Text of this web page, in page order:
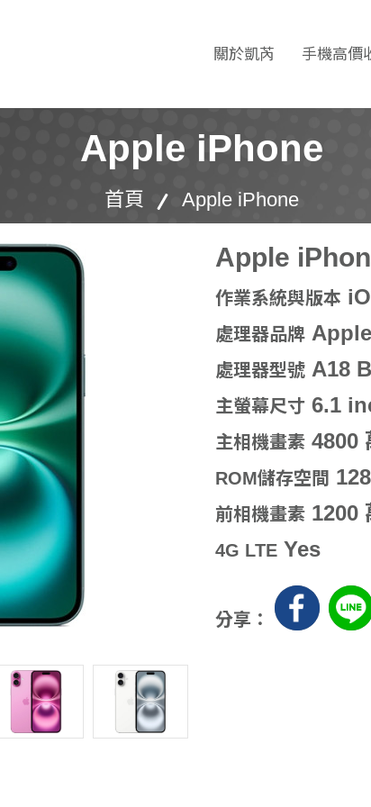
關於凱芮 手機高價
Apple iPhone
首頁 Apple iPhone
Apple
作業系統與版本
處理器品牌 Apple
處理器型號 A18
主螢幕尺寸 6.1
主相機畫素 4800
ROM儲存空間
前相機畫素 1200
4G LTE Yes
分享：